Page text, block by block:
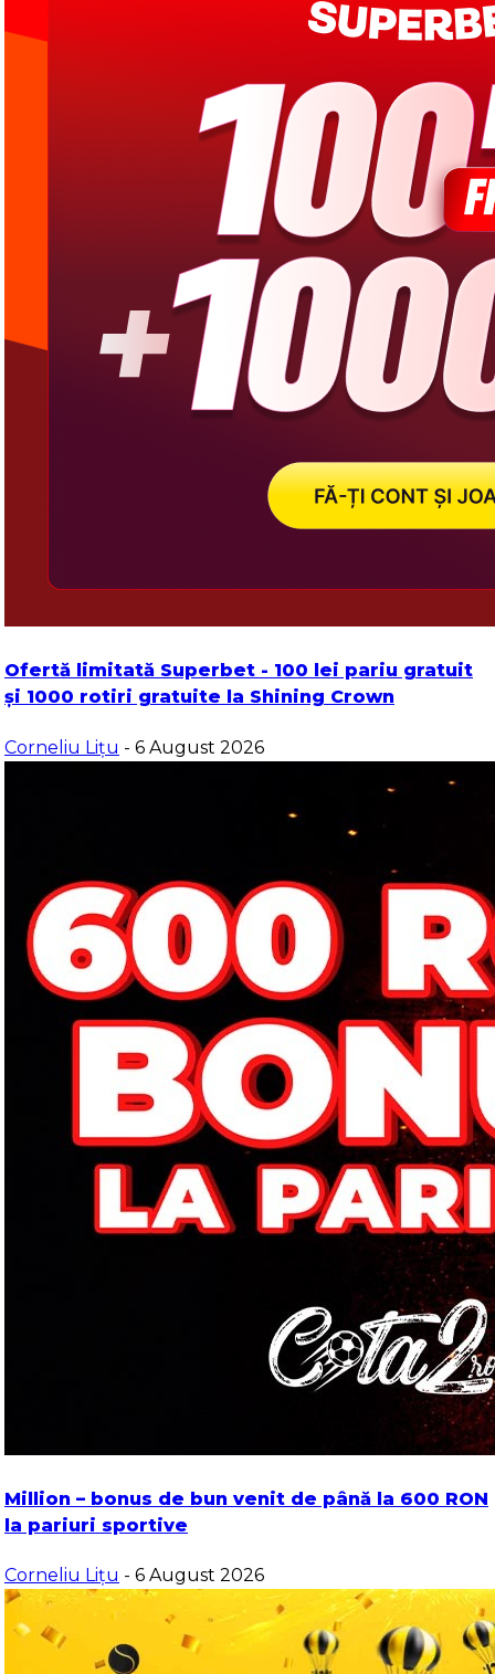
Ofertă limitată Superbet - 100 lei pariu gratuit
și 1000 rotiri gratuite la Shining Crown
Corneliu Lițu - 6 August 2026
Million – bonus de bun venit de până la 600 RON
la pariuri sportive
Corneliu Lițu - 6 August 2026